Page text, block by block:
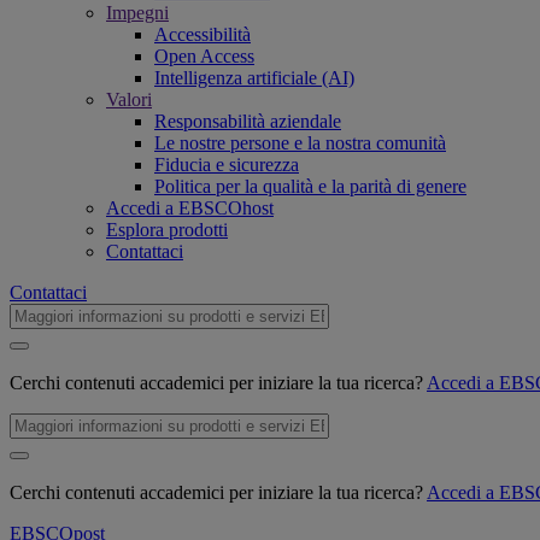
Impegni
Accessibilità
Open Access
Intelligenza artificiale (AI)
Valori
Responsabilità aziendale
Le nostre persone e la nostra comunità
Fiducia e sicurezza
Politica per la qualità e la parità di genere
Accedi a EBSCOhost
Esplora prodotti
Contattaci
Contattaci
Cerchi contenuti accademici per iniziare la tua ricerca? Accedi a
Cerchi contenuti accademici per iniziare la tua ricerca? Accedi a
EBSCOpost